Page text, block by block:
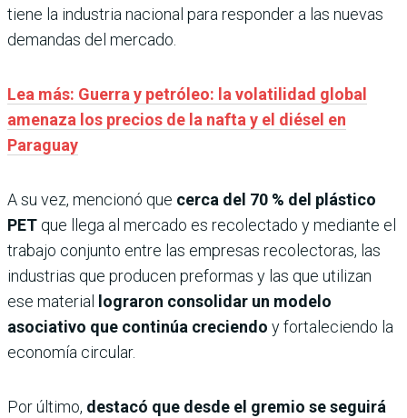
tiene la industria nacional para responder a las nuevas
demandas del mercado.
Lea más: Guerra y petróleo: la volatilidad global
amenaza los precios de la nafta y el diésel en
Paraguay
A su vez, mencionó que cerca del 70 % del plástico
PET que llega al mercado es recolectado y mediante el
trabajo conjunto entre las empresas recolectoras, las
industrias que producen preformas y las que utilizan
ese material
lograron consolidar un modelo
asociativo que continúa creciendo y fortaleciendo la
economía circular.
Por último, destacó que desde el gremio se seguirá